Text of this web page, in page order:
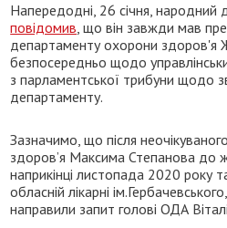
Напередодні, 26 січня, народний
повідомив, що він завжди мав
департаменту охорони здоров'я
безпосередньо щодо
з парламентської трибуни щодо
департаменту.
Зазначимо, що після
здоров’я Максима Степанова до
наприкінці листопада 2020 року
обласній лікарні
направили запит голові ОДА